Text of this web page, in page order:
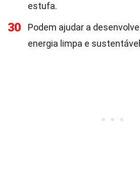
estufa.
30
Podem ajudar a
energia limpa e